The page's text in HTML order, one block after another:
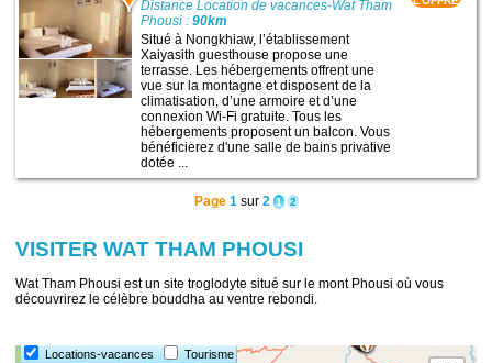
Distance Location de vacances-Wat Tham
Phousi :90km
Situé à Nongkhiaw, l’établissement
Xaiyasith guesthouse propose une
terrasse. Les hébergements offrent une
vue sur la montagne et disposent de la
climatisation, d’une armoire et d’une
connexion Wi-Fi gratuite. Tous les
hébergements proposent un balcon. Vous
bénéficierez d'une salle de bains privative
dotée ...
Page 1sur 2 1 2
VISITER WAT THAM PHOUSI
Wat Tham Phousi est un site troglodyte situé sur le mont Phousi où vous
découvrirez le célèbre bouddha au ventre rebondi.
Locations-vacances Tourisme